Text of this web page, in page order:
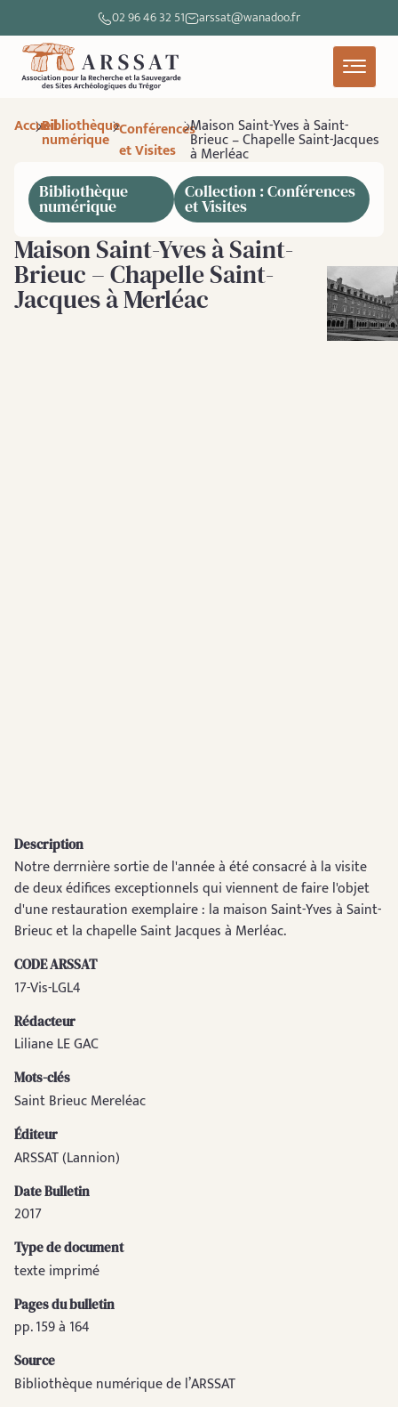
02 96 46 32 51 arssat@wanadoo.fr
AccueilBibliothèque
numérique Conférences
et Visites
Maison Saint-Yves à Saint-
Brieuc – Chapelle Saint-Jacques
à Merléac
Bibliothèque
numérique
Collection : Conférences
et Visites
Maison Saint-Yves à Saint-
Brieuc – Chapelle Saint-
Jacques à Merléac
Description
Notre derrnière sortie de l'année à été consacré à la visite
de deux édifices exceptionnels qui viennent de faire l'objet
d'une restauration exemplaire : la maison Saint-Yves à Saint-
Brieuc et la chapelle Saint Jacques à Merléac.
CODE ARSSAT
17-Vis-LGL4
Rédacteur
Liliane LE GAC
Mots-clés
Saint Brieuc Mereléac
Éditeur
ARSSAT (Lannion)
Date Bulletin
2017
Type de document
texte imprimé
Pages du bulletin
pp. 159 à 164
Source
Bibliothèque numérique de l’ARSSAT